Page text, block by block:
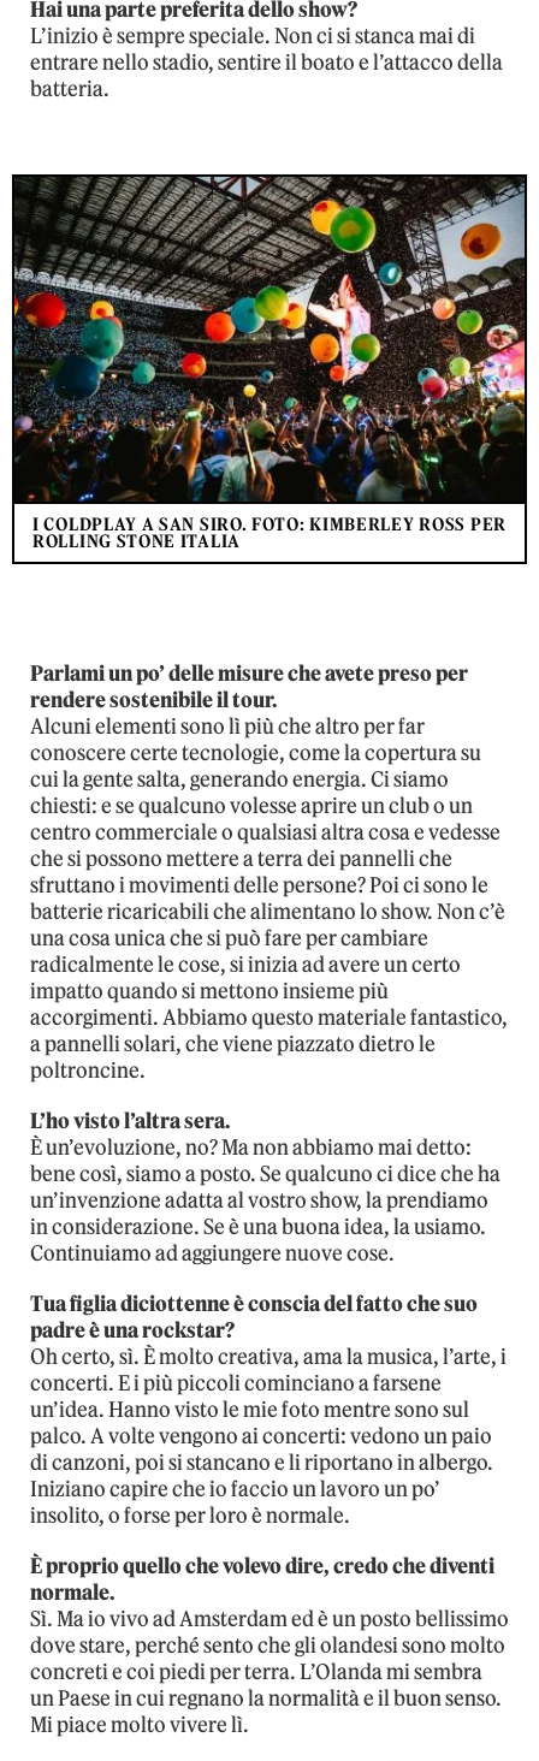
Hai una parte preferita dello show?
L’inizio è sempre speciale. Non ci si stanca mai di
entrare nello stadio, sentire il boato e l’attacco della
batteria.
I COLDPLAY A SAN SIRO. FOTO: KIMBERLEY ROSS PER
ROLLING STONE ITALIA
Parlami un po’ delle misure che avete preso per
rendere sostenibile il tour.
Alcuni elementi sono lì più che altro per far
conoscere certe tecnologie, come la copertura su
cui la gente salta, generando energia. Ci siamo
chiesti: e se qualcuno volesse aprire un club o un
centro commerciale o qualsiasi altra cosa e vedesse
che si possono mettere a terra dei pannelli che
sfruttano i movimenti delle persone? Poi ci sono le
batterie ricaricabili che alimentano lo show. Non c’è
una cosa unica che si può fare per cambiare
radicalmente le cose, si inizia ad avere un certo
impatto quando si mettono insieme più
accorgimenti. Abbiamo questo materiale fantastico,
a pannelli solari, che viene piazzato dietro le
poltroncine.
L’ho visto l’altra sera.
È un’evoluzione, no? Ma non abbiamo mai detto:
bene così, siamo a posto. Se qualcuno ci dice che ha
un’invenzione adatta al vostro show, la prendiamo
in considerazione. Se è una buona idea, la usiamo.
Continuiamo ad aggiungere nuove cose.
Tua figlia diciottenne è conscia del fatto che suo
padre è una rockstar?
Oh certo, sì. È molto creativa, ama la musica, l’arte, i
concerti. E i più piccoli cominciano a farsene
un’idea. Hanno visto le mie foto mentre sono sul
palco. A volte vengono ai concerti: vedono un paio
di canzoni, poi si stancano e li riportano in albergo.
Iniziano capire che io faccio un lavoro un po’
insolito, o forse per loro è normale.
È proprio quello che volevo dire, credo che diventi
normale.
Sì. Ma io vivo ad Amsterdam ed è un posto bellissimo
dove stare, perché sento che gli olandesi sono molto
concreti e coi piedi per terra. L’Olanda mi sembra
un Paese in cui regnano la normalità e il buon senso.
Mi piace molto vivere lì.